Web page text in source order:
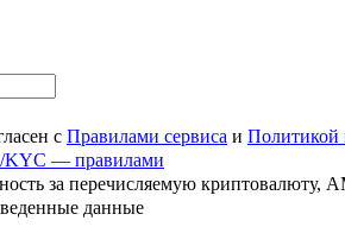
с Правилами сервиса и Политикой
— правилами
за перечисляемую криптовалюту,
данные